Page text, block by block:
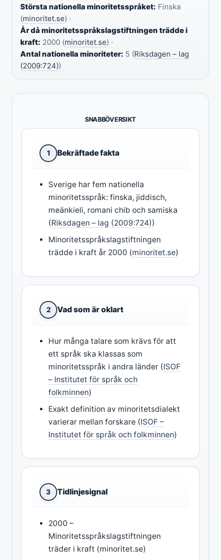
Största nationella minoritetsspråket: Finska
(minoritet.se) ·
År då minoritetsspråkslagstiftningen trädde i
kraft: 2000 (minoritet.se) ·
Antal nationella minoriteter: 5 (Riksdagen – lag
(2009:724))
SNABBÖVERSIKT
1 Bekräftade fakta
Sverige har fem nationella
minoritetsspråk: finska, jiddisch,
meänkieli, romani chib och samiska
(Riksdagen – lag (2009:724))
Minoritetsspråkslagstiftningen
trädde i kraft år 2000 (minoritet.se)
2 Vad som är oklart
Hur många talare som krävs för att
ett språk ska klassas som
minoritetsspråk i andra länder (ISOF
– Institutet för språk och
folkminnen)
Exakt definition av minoritetsdialekt
varierar mellan forskare (ISOF –
Institutet för språk och folkminnen)
3 Tidlinjesignal
2000 –
Minoritetsspråkslagstiftningen
träder i kraft (minoritet.se)